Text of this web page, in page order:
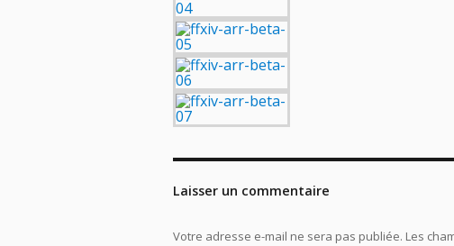
Laisser un commentaire
Votre adresse e-mail ne sera pas publiée. Les